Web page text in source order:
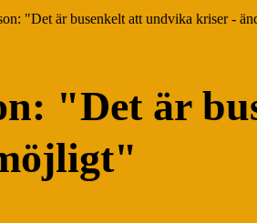
"Det är busenkelt att undvika kriser -
"Det är